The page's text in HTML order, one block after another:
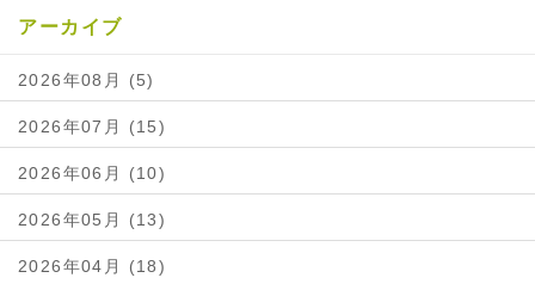
アーカイブ
2026年08月 (5)
2026年07月 (15)
2026年06月 (10)
2026年05月 (13)
2026年04月 (18)